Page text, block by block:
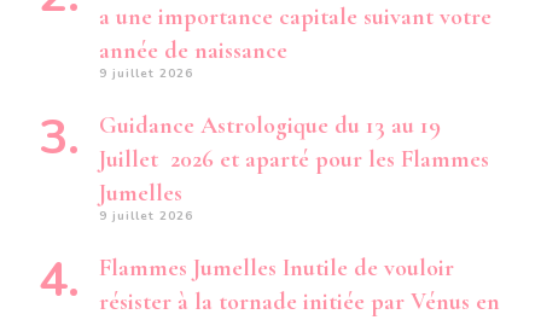
a une importance capitale suivant votre
année de naissance
9 juillet 2026
Guidance Astrologique du 13 au 19
Juillet 2026 et aparté pour les Flammes
Jumelles
9 juillet 2026
Flammes Jumelles Inutile de vouloir
résister à la tornade initiée par Vénus en